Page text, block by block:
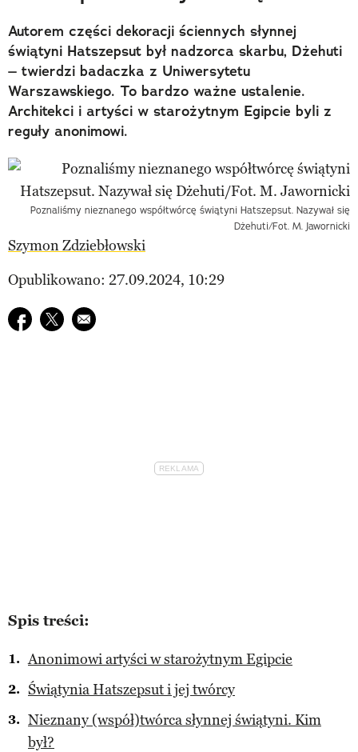
Autorem części dekoracji ściennych słynnej
świątyni Hatszepsut był nadzorca skarbu, Dżehuti
– twierdzi badaczka z Uniwersytetu
Warszawskiego. To bardzo ważne ustalenie.
Architekci i artyści w starożytnym Egipcie byli z
reguły anonimowi.
Poznaliśmy nieznanego współtwórcę świątyni Hatszepsut. Nazywał się
Dżehuti/Fot. M. Jawornicki
Szymon Zdziebłowski
Opublikowano: 27.09.2024, 10:29
Udostępnij na facebook
Udostępnij na twitter
E-mail do przyjaciela
Spis treści:
Anonimowi artyści w starożytnym Egipcie
Świątynia Hatszepsut i jej twórcy
Nieznany (współ)twórca słynnej świątyni. Kim
był?